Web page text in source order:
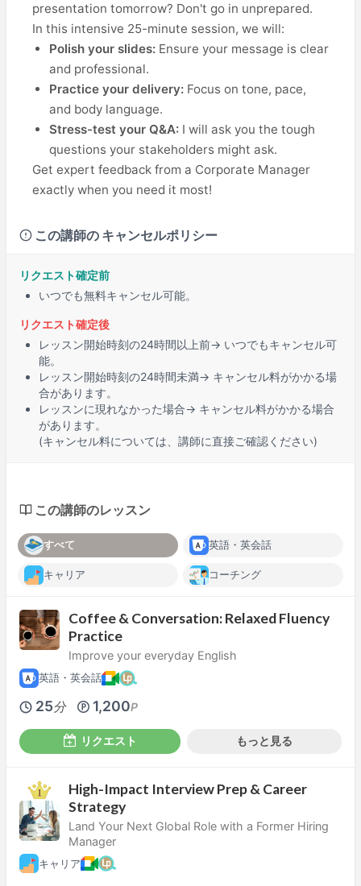
presentation tomorrow? Don't go in unprepared.
In this intensive 25-minute session, we will:
Polish your slides:Ensure your message is clear
and professional.
Practice your delivery:Focus on tone, pace,
and body language.
Stress-test your Q&A:I will ask you the tough
questions your stakeholders might ask.
Get expert feedback from a Corporate Manager
exactly when you need it most!
この講師の キャンセルポリシー
リクエスト確定前
いつでも無料キャンセル可能。
リクエスト確定後
レッスン開始時刻の24時間以上前→ いつでもキャンセル可
能。
レッスン開始時刻の24時間未満→ キャンセル料がかかる場
合があります。
レッスンに現れなかった場合→ キャンセル料がかかる場合
があります。
(キャンセル料については、講師に直接ご確認ください)
この講師のレッスン
すべて 英語・英会話
キャリア コーチング
Coffee & Conversation: Relaxed Fluency
Practice
Improve your everyday English
英語・英会話
25分 1,200P
リクエスト もっと見る
High-Impact Interview Prep & Career
Strategy
Land Your Next Global Role with a Former Hiring
Manager
キャリア